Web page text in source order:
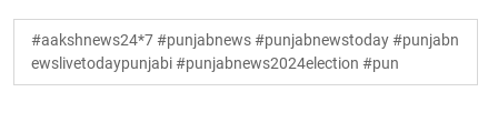
#aakshnews24*7 #punjabnews #punjabnewstoday #punjabn
ewslivetodaypunjabi #punjabnews2024election #pun